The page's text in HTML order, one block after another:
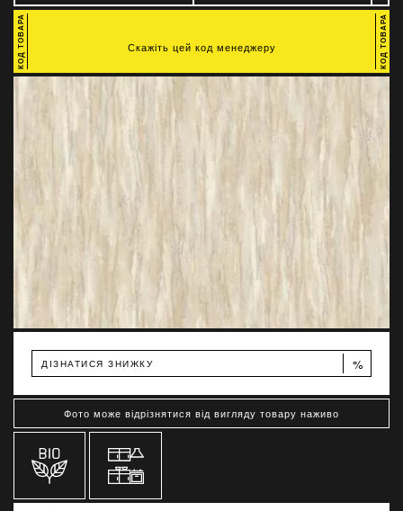
ДІЗНАТИСЯ ЗНИЖКУ %
Фото може відрізнятися від вигляду товару наживо
Скажіть цей код менеджеру